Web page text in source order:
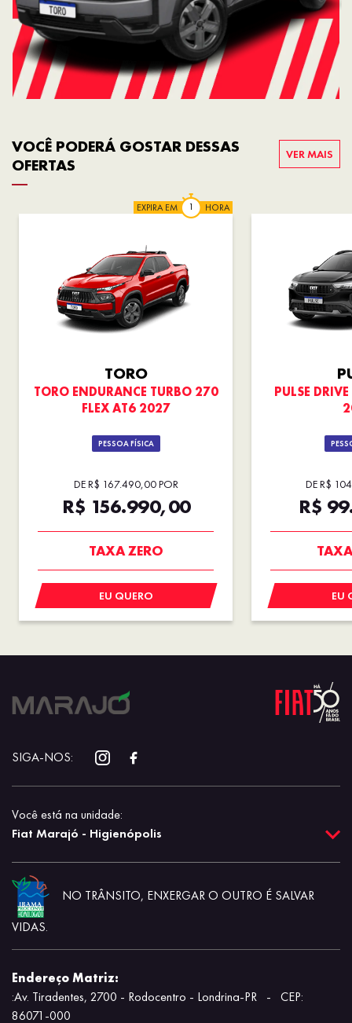
VOCÊ PODERÁ GOSTAR DESSAS
OFERTAS
VER MAIS
EXPIRA EM HORA
TORO
TORO ENDURANCE TURBO 270
FLEX AT6 2027
PESSOA FÍSICA
DE R$ 167.490,00 POR
R$ 156.990,00
TAXA ZERO
SUPER VALORIZAÇÃO
USADO
EU QUERO
PULSE
DE R$
R$
EU
SIGA-NOS:
Você está na unidade:
Fiat Marajó - Higienópolis
NO TRÂNSITO, ENXERGAR O OUTRO É SALVAR
VIDAS.
Endereço Matriz:
:Av. Tiradentes, 2700 - Rodocentro - Londrina-PR
-
CEP:
86071-000